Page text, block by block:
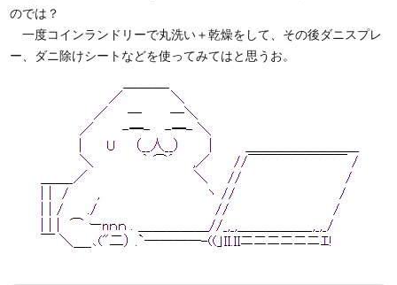
のでは？
一度コインランドリーで丸洗い＋乾燥をして、その後ダニスプレ
ー、ダニ除けシートなどを使ってみてはと思うお。